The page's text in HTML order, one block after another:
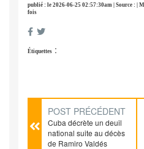
publié : le 2026-06-25 02:57:30am | Source : |
fois
Étiquettes :
POST PRÉCÉDENT
Cuba décrète un deuil
national suite au décès
de Ramiro Valdés